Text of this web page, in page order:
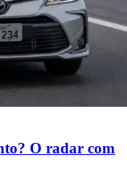
O radar com